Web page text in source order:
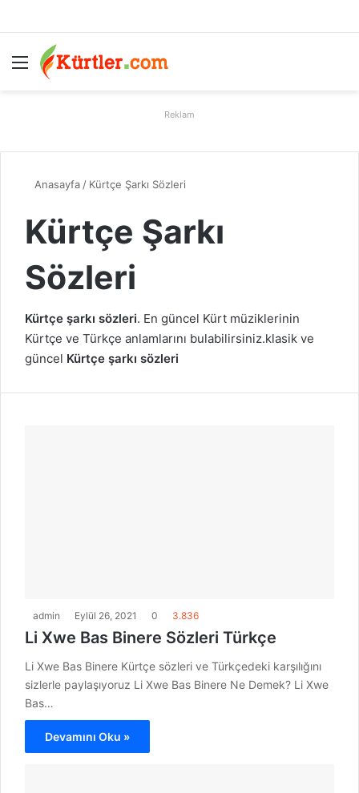
Menü
Reklam
Anasayfa / Kürtçe Şarkı Sözleri
Kürtçe Şarkı
Sözleri
Kürtçe şarkı sözleri. En güncel Kürt müziklerinin
Kürtçe ve Türkçe anlamlarını bulabilirsiniz.klasik ve
güncel Kürtçe şarkı sözleri
admin Eylül 26, 2021 0 3.836
Li Xwe Bas Binere Sözleri Türkçe
Li Xwe Bas Binere Kürtçe sözleri ve Türkçedeki karşılığını
sizlerle paylaşıyoruz Li Xwe Bas Binere Ne Demek? Li Xwe
Bas…
Devamını Oku »